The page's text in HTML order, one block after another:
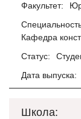
Факультет:
Кафедра
Статус:
Дата выпуска:
Школа: